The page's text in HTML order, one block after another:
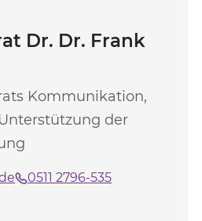
Dr. Dr. Frank
Kommunikation,
der
0511 2796-535